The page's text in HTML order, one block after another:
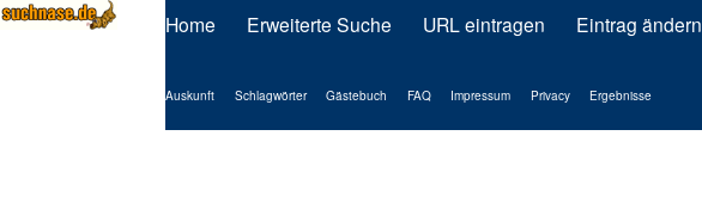
Home Erweiterte Suche URL eintragen Eintrag ändern
Auskunft Schlagwörter Gästebuch FAQ Impressum Privacy Ergebnisse